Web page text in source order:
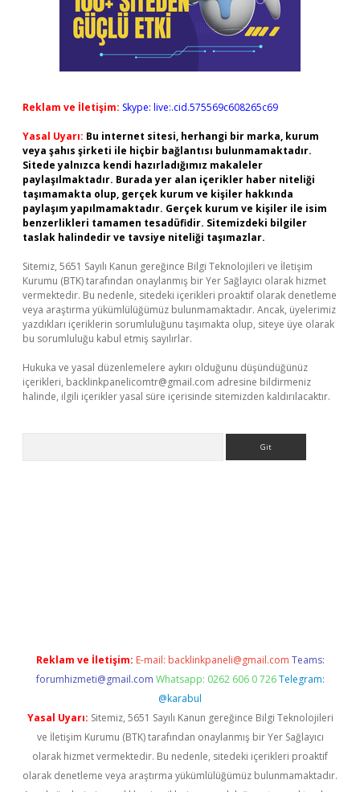
Reklam ve İletişim: Skype: live:.cid.575569c608265c69
Yasal Uyarı: Bu internet sitesi, herhangi bir marka, kurum
veya şahıs şirketi ile hiçbir bağlantısı bulunmamaktadır.
Sitede yalnızca kendi hazırladığımız makaleler
paylaşılmaktadır. Burada yer alan içerikler haber niteliği
taşımamakta olup, gerçek kurum ve kişiler hakkında
paylaşım yapılmamaktadır. Gerçek kurum ve kişiler ile isim
benzerlikleri tamamen tesadüfidir. Sitemizdeki bilgiler
taslak halindedir ve tavsiye niteliği taşımazlar.
Sitemiz, 5651 Sayılı Kanun gereğince Bilgi Teknolojileri ve İletişim
Kurumu (BTK) tarafından onaylanmış bir Yer Sağlayıcı olarak hizmet
vermektedir. Bu nedenle, sitedeki içerikleri proaktif olarak denetleme
veya araştırma yükümlülüğümüz bulunmamaktadır. Ancak, üyelerimiz
yazdıkları içeriklerin sorumluluğunu taşımakta olup, siteye üye olarak
bu sorumluluğu kabul etmiş sayılırlar.
Hukuka ve yasal düzenlemelere aykırı olduğunu düşündüğünüz
içerikleri, backlinkpanelicomtr@gmail.com adresine bildirmeniz
halinde, ilgili içerikler yasal süre içerisinde sitemizden kaldırılacaktır.
Reklam ve İletişim: E-mail: backlinkpaneli@gmail.com Teams:
forumhizmeti@gmail.com Whatsapp: 0262 606 0 726 Telegram:
@karabul
Yasal Uyarı: Sitemiz, 5651 Sayılı Kanun gereğince Bilgi Teknolojileri
ve İletişim Kurumu (BTK) tarafından onaylanmış bir Yer Sağlayıcı
olarak hizmet vermektedir. Bu nedenle, sitedeki içerikleri proaktif
olarak denetleme veya araştırma yükümlülüğümüz bulunmamaktadır.